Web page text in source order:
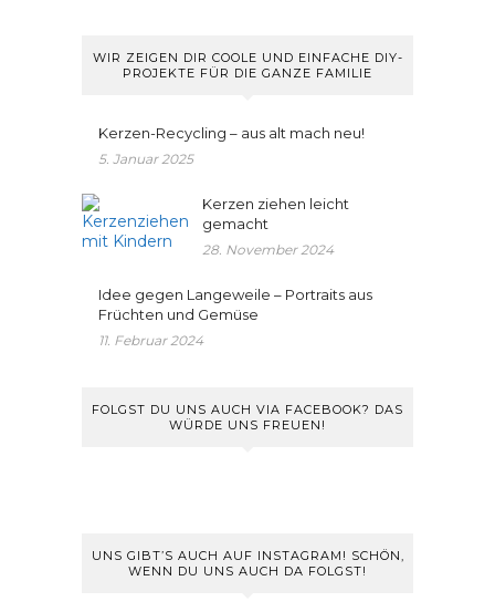
WIR ZEIGEN DIR COOLE UND EINFACHE DIY-
PROJEKTE FÜR DIE GANZE FAMILIE
Kerzen-Recycling – aus alt mach neu!
5. Januar 2025
Kerzen ziehen leicht
gemacht
28. November 2024
Idee gegen Langeweile – Portraits aus
Früchten und Gemüse
11. Februar 2024
FOLGST DU UNS AUCH VIA FACEBOOK? DAS
WÜRDE UNS FREUEN!
UNS GIBT’S AUCH AUF INSTAGRAM! SCHÖN,
WENN DU UNS AUCH DA FOLGST!